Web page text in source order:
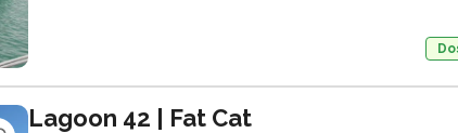
Lagoon 42 | Fat Cat